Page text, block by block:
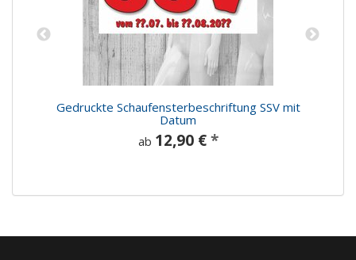
Gedruckte Schaufensterbeschriftung SSV mit
Datum
ab 12,90 € *